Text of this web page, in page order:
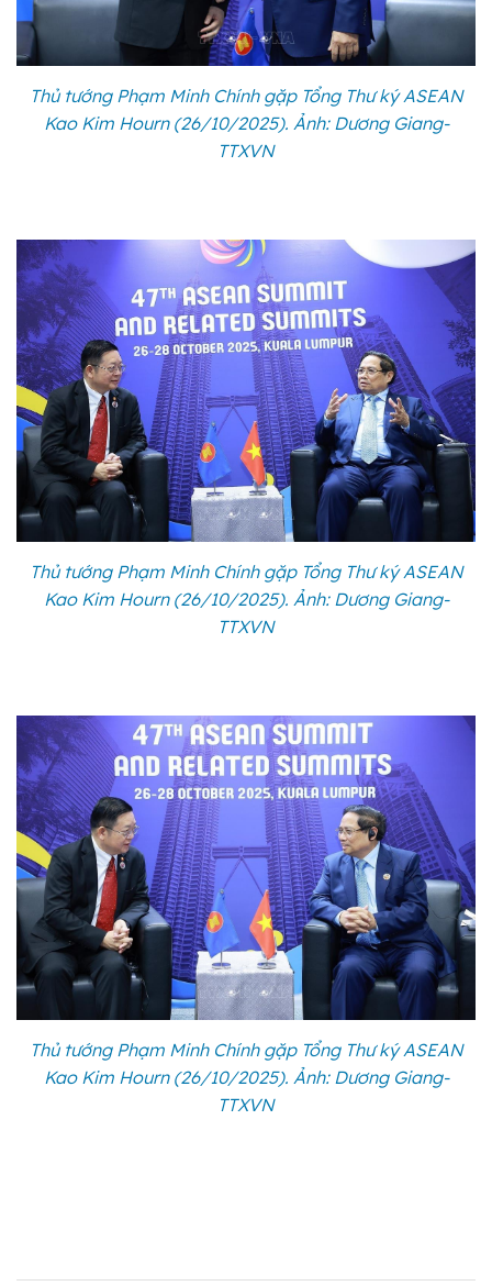
Thủ tướng Phạm Minh Chính gặp Tổng Thư ký ASEAN
Kao Kim Hourn (26/10/2025). Ảnh: Dương Giang-
TTXVN
Thủ tướng Phạm Minh Chính gặp Tổng Thư ký ASEAN
Kao Kim Hourn (26/10/2025). Ảnh: Dương Giang-
TTXVN
Thủ tướng Phạm Minh Chính gặp Tổng Thư ký ASEAN
Kao Kim Hourn (26/10/2025). Ảnh: Dương Giang-
TTXVN